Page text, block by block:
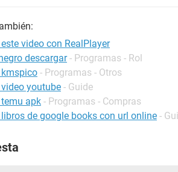
video con RealPlayer
descargar - Programas - Rol
- Programas - Otros
youtube - Guide
apk - Programas - Compras
de google books con url online -